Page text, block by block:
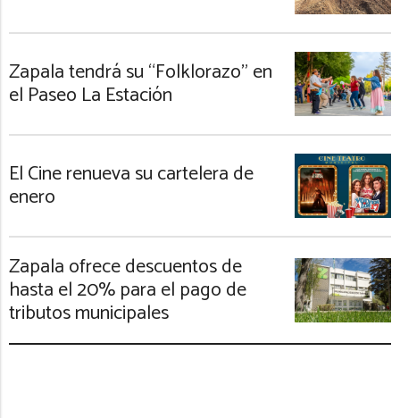
Zapala tendrá su “Folklorazo” en
el Paseo La Estación
El Cine renueva su cartelera de
enero
Zapala ofrece descuentos de
hasta el 20% para el pago de
tributos municipales